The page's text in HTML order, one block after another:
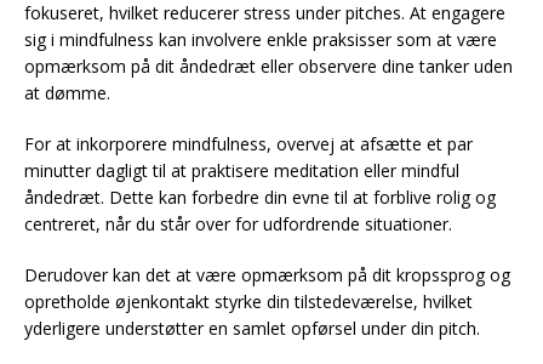
fokuseret, hvilket reducerer stress under pitches. At engagere
sig i mindfulness kan involvere enkle praksisser som at være
opmærksom på dit åndedræt eller observere dine tanker uden
at dømme.
For at inkorporere mindfulness, overvej at afsætte et par
minutter dagligt til at praktisere meditation eller mindful
åndedræt. Dette kan forbedre din evne til at forblive rolig og
centreret, når du står over for udfordrende situationer.
Derudover kan det at være opmærksom på dit kropssprog og
opretholde øjenkontakt styrke din tilstedeværelse, hvilket
yderligere understøtter en samlet opførsel under din pitch.